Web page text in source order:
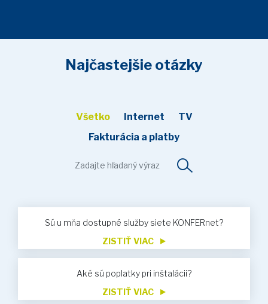
Najčastejšie otázky
Všetko Internet
TV
Fakturácia a platby
Sú u mňa dostupné služby siete KONFERnet?
ZISTIŤ VIAC
Aké sú poplatky pri inštalácii?
ZISTIŤ VIAC